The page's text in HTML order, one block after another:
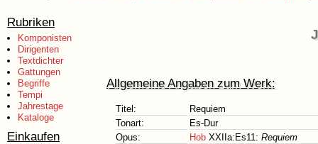
Rubriken
Komponisten
Dirigenten
Textdichter
Gattungen
Begriffe
Tempi
Jahrestage
Kataloge
Einkaufen
Allgemeine Angaben zum Werk:
Titel:
Requiem
Tonart:
Es-Dur
Opus:
Hob XXIIa:Es11: Requiem